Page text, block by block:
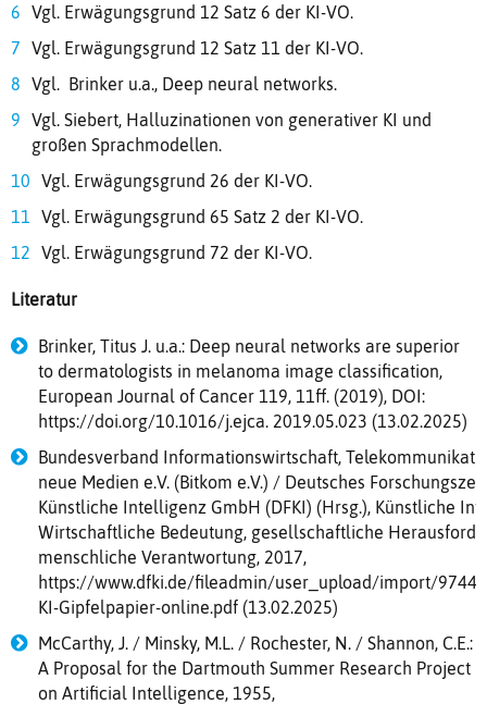
Vgl. Erwägungsgrund 12 Satz 6 der KI-VO.
Vgl. Erwägungsgrund 12 Satz 11 der KI-VO.
Vgl. Brinker u.a., Deep neural networks.
Vgl. Siebert, Halluzinationen von generativer KI und
großen Sprachmodellen.
Vgl. Erwägungsgrund 26 der KI-VO.
Vgl. Erwägungsgrund 65 Satz 2 der KI-VO.
Vgl. Erwägungsgrund 72 der KI-VO.
Literatur
Brinker, Titus J. u.a.: Deep neural networks are superior
to dermatologists in melanoma image classification,
European Journal of Cancer 119, 11ff. (2019), DOI:
https://doi.org/10.1016/j.ejca. 2019.05.023 (13.02.2025)
Bundesverband Informationswirtschaft,
neue Medien e.V. (Bitkom e.V.) / Deutsches
Künstliche Intelligenz GmbH (DFKI) (Hrsg.), Künstliche
Wirtschaftliche Bedeutung, gesellschaftliche
menschliche Verantwortung, 2017,
https://www.dfki.de/fileadmin/user_upload/import/
KI-Gipfelpapier-online.pdf (13.02.2025)
McCarthy, J. / Minsky, M.L. / Rochester, N. / Shannon, C.E.:
A Proposal for the Dartmouth Summer Research Project
on Artificial Intelligence, 1955,